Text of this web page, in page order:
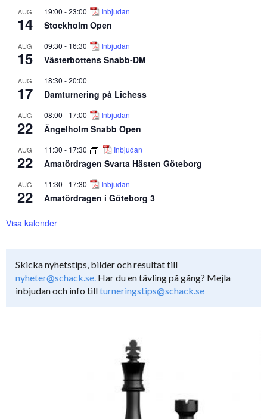
AUG
14
19:00 -23:00 Inbjudan
Stockholm Open
AUG
15
09:30 - 16:30 Inbjudan
Västerbottens Snabb-DM
AUG
17
18:30 -20:00
Damturnering på Lichess
AUG
22
08:00 - 17:00 Inbjudan
Ängelholm Snabb Open
AUG
22
11:30 - 17:30 Inbjudan
Amatördragen Svarta Hästen Göteborg
AUG
22
11:30 - 17:30 Inbjudan
Amatördragen i Göteborg 3
Visa kalender
Skicka nyhetstips, bilder och resultat till
nyheter@schack.se. Har du en tävling på gång? Mejla
inbjudan och info tillturneringstips@schack.se